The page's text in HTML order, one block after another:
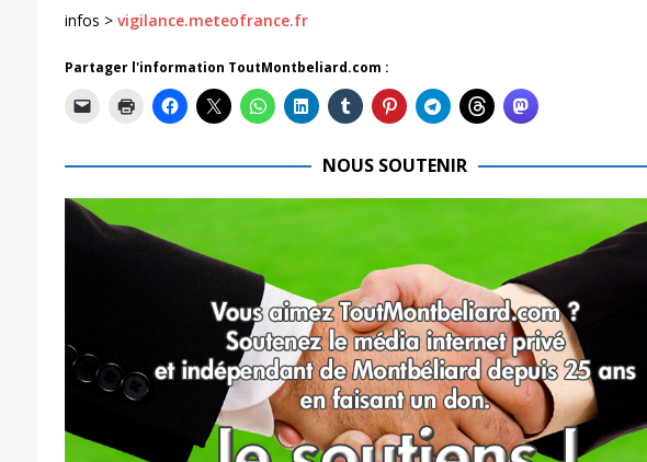
infos > vigilance.meteofrance.fr
Partager l'information ToutMontbeliard.com :
NOUS SOUTENIR